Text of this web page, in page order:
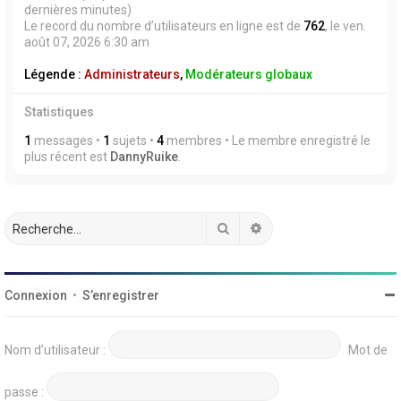
dernières minutes)
Le record du nombre d’utilisateurs en ligne est de 762, le ven.
août 07, 2026 6:30 am
Légende : Administrateurs, Modérateurs globaux
Statistiques
1 messages • 1 sujets • 4 membres • Le membre enregistré le
plus récent est DannyRuike
Rechercher
Connexion • S’enregistrer
Nom d’utilisateur : Mot de
passe :